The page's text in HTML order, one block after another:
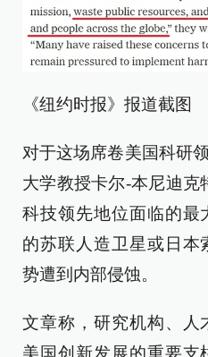
《纽约时报》报道截图
对于这场席卷美国科研
大学教授卡尔-本尼迪克
科技领先地位面临的最
的苏联人造卫星或日本
势遭到内部侵蚀。
文章称，研究机构、人